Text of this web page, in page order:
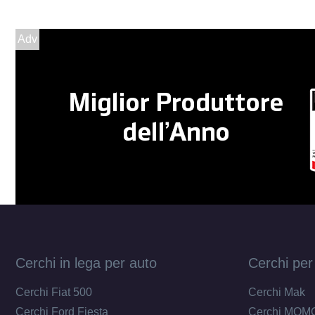
Adv
Cerchi in lega per auto
Cerchi Fiat 500
Cerchi Ford Fiesta
Cerchi
Cerchi Mak
Cerchi